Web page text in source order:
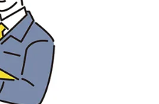
記事では遠隔点呼とIT点呼
ひ参考にしてください。